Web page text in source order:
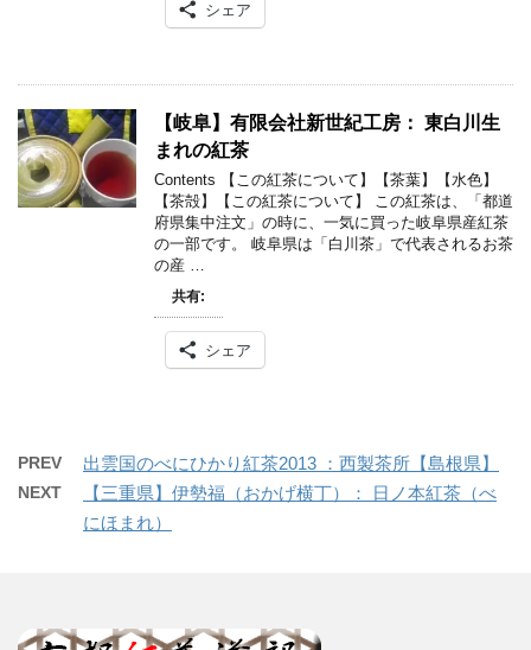
シェア
【岐阜】有限会社新世紀工房： 東白川生
まれの紅茶
Contents 【この紅茶について】【茶葉】【水色】
【茶殻】【この紅茶について】 この紅茶は、「都道
府県集中注文」の時に、一気に買った岐阜県産紅茶
の一部です。 岐阜県は「白川茶」で代表されるお茶
の産 …
共有:
シェア
PREV 出雲国のべにひかり紅茶2013 ：西製茶所【島根県】
NEXT
【三重県】伊勢福（おかげ横丁）： 日ノ本紅茶（べ
にほまれ）